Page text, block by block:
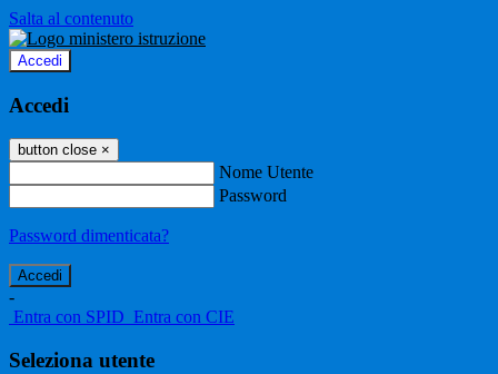
Salta al contenuto
Accedi
Accedi
button close ×
Nome Utente
Password
Password dimenticata?
-
Entra con SPID Entra con CIE
Seleziona utente